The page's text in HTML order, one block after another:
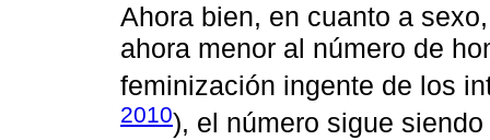
Ahora bien, en cuanto a
ahora menor al número de
feminización ingente de los
2010), el número sigue